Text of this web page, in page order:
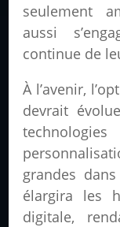
seulement
aussi
continue de
À l’avenir,
devrait
grandes
élargira les
digitale,